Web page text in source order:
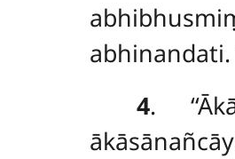
abhinandati.
4.